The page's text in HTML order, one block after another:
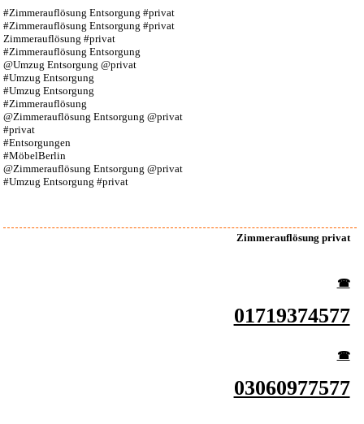
#Zimmerauflösung Entsorgung #privat
#Zimmerauflösung Entsorgung #privat
Zimmerauflösung #privat
#Zimmerauflösung Entsorgung
@Umzug Entsorgung @privat
#Umzug Entsorgung
#Umzug Entsorgung
#Zimmerauflösung
@Zimmerauflösung Entsorgung @privat
#privat
#Entsorgungen
#MöbelBerlin
@Zimmerauflösung Entsorgung @privat
#Umzug Entsorgung #privat
Zimmerauflösung privat
☎︎
01719374577
☎︎
03060977577